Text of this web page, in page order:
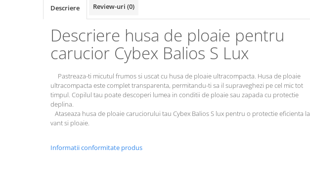
Descriere Review-uri (0)
Descriere husa de ploaie pentru
carucior Cybex Balios S Lux
Pastreaza-ti micutul frumos si uscat cu husa de ploaie ultracompacta. Husa de ploaie
ultracompacta este complet transparenta, permitandu-ti sa il supraveghezi pe cel mic tot
timpul. Copilul tau poate descoperi lumea in conditii de ploaie sau zapada cu protectie
deplina.
Ataseaza husa de ploaie caruciorului tau Cybex Balios S lux pentru o protectie eficienta la
vant si ploaie.
Informatii conformitate produs